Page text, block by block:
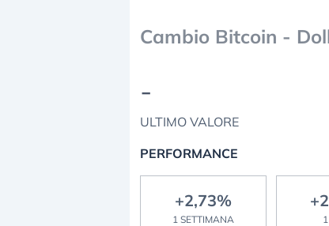
Cambio Bitcoin -
-
ULTIMO VALORE
PERFORMANCE
+2,73%
1 SETTIMANA